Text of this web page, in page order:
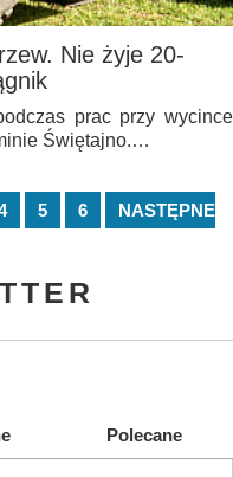
Nie żyje 20-
prac przy wycince
Świętajno.…
5 6
NASTĘPNE
Polecane